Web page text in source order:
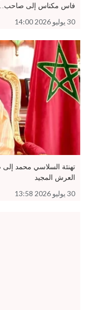
فاس مكناس إلى صاحب…
30 يوليو 2026 14:00
العرش المجيد
30 يوليو 2026 13:58